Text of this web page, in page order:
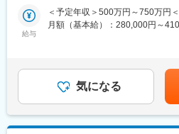
・重いものを運ぶことはほぼな
いるため、重労働はない環境です
・8：30～17：00（日勤）で基本
適性によっては、以下の時差勤
（1） 7：00～15：30
（2）13：00～21：30
当いただく予定です。
■仕事内容
・予算（年度計画）、決算とりま
・決算棚卸立会
・税務申告に関する事項（法人税
駅：名鉄河和線／青山駅受動喫
囲：会社の定める事業所
給与
＜予定年収＞500万円～750万円
月額（基本給）：280,000円～
円※上記目安の金額であり、選考
月給(月額)は固定手当を含めた表
額であり、選考を通じて上下す
固定手当を含めた表記です。
気になる